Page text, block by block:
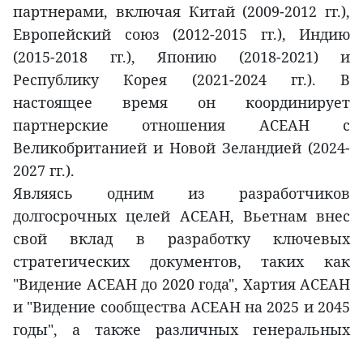
партнерами, включая Китай (2009-2012 гг.),
Европейский союз (2012-2015 гг.), Индию
(2015-2018 гг.), Японию (2018-2021) и
Республику Корея (2021-2024 гг.). В
настоящее время он координирует
партнерские отношения АСЕАН с
Великобританией и Новой Зеландией (2024-
2027 гг.).
Являясь одним из разработчиков
долгосрочных целей АСЕАН, Вьетнам внес
свой вклад в разработку ключевых
стратегических документов, таких как
"Видение АСЕАН до 2020 года", Хартия АСЕАН
и "Видение сообщества АСЕАН на 2025 и 2045
годы", а также различных генеральных